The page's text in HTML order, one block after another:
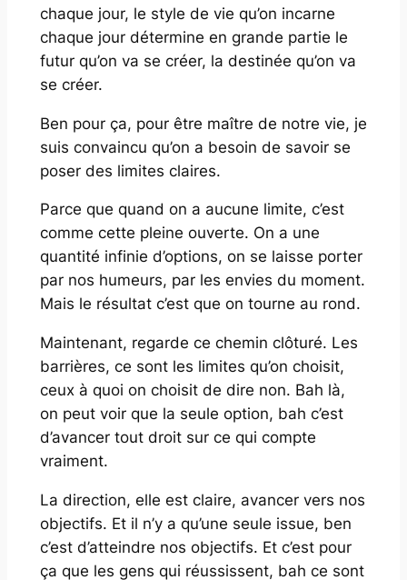
chaque jour, le style de vie qu’on incarne
chaque jour détermine en grande partie le
futur qu’on va se créer, la destinée qu’on va
se créer.
Ben pour ça, pour être maître de notre vie, je
suis convaincu qu’on a besoin de savoir se
poser des limites claires.
Parce que quand on a aucune limite, c’est
comme cette pleine ouverte. On a une
quantité infinie d’options, on se laisse porter
par nos humeurs, par les envies du moment.
Mais le résultat c’est que on tourne au rond.
Maintenant, regarde ce chemin clôturé. Les
barrières, ce sont les limites qu’on choisit,
ceux à quoi on choisit de dire non. Bah là,
on peut voir que la seule option, bah c’est
d’avancer tout droit sur ce qui compte
vraiment.
La direction, elle est claire, avancer vers nos
objectifs. Et il n’y a qu’une seule issue, ben
c’est d’atteindre nos objectifs. Et c’est pour
ça que les gens qui réussissent, bah ce sont